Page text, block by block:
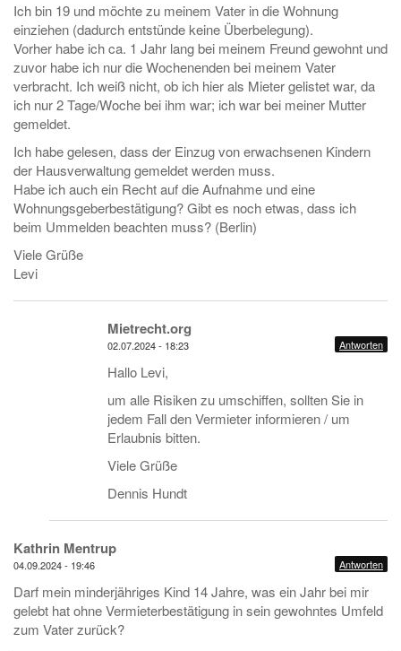
Ich bin 19 und möchte zu meinem Vater in die Wohnung
einziehen (dadurch entstünde keine Überbelegung).
Vorher habe ich ca. 1 Jahr lang bei meinem Freund gewohnt und
zuvor habe ich nur die Wochenenden bei meinem Vater
verbracht. Ich weiß nicht, ob ich hier als Mieter gelistet war, da
ich nur 2 Tage/Woche bei ihm war; ich war bei meiner Mutter
gemeldet.
Ich habe gelesen, dass der Einzug von erwachsenen Kindern
der Hausverwaltung gemeldet werden muss.
Habe ich auch ein Recht auf die Aufnahme und eine
Wohnungsgeberbestätigung? Gibt es noch etwas, dass ich
beim Ummelden beachten muss? (Berlin)
Viele Grüße
Levi
Mietrecht.org
02.07.2024 - 18:23 Antworten
Hallo Levi,
um alle Risiken zu umschiffen, sollten Sie in
jedem Fall den Vermieter informieren / um
Erlaubnis bitten.
Viele Grüße
Dennis Hundt
Kathrin Mentrup
04.09.2024 - 19:46 Antworten
Darf mein minderjähriges Kind 14 Jahre, was ein Jahr bei mir
gelebt hat ohne Vermieterbestätigung in sein gewohntes Umfeld
zum Vater zurück?